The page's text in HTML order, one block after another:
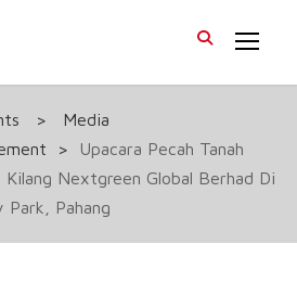
>
Media
>
Upacara Pecah Tanah
Kilang Nextgreen Global Berhad Di
Park, Pahang